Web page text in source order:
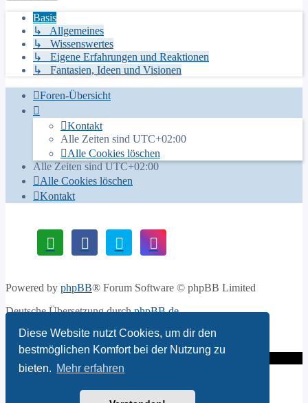
Diese Website nutzt Cookies, um dir den
bestmöglichen Komfort bei der Nutzung zu
bieten. Mehr erfahren
Basis
↳ Allgemeines
↳ Wissenswertes
↳ Eigene Erfahrungen und Reaktionen
↳ Fantasien, Ideen und Visionen
Foren-Übersicht
Kontakt
Alle Zeiten sind UTC+02:00
Alle Cookies löschen
Alle Zeiten sind UTC+02:00
Alle Cookies löschen
Kontakt
Powered by phpBB® Forum Software © phpBB Limited
Deutsche Übersetzung durchphpBB.de
Datenschutz |Nutzungsbedingungen